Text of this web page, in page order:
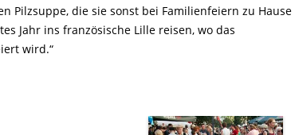
Pilzsuppe, die sie sonst bei Familienfeiern zu Hause
Jahr ins französische Lille reisen, wo das
wird.“